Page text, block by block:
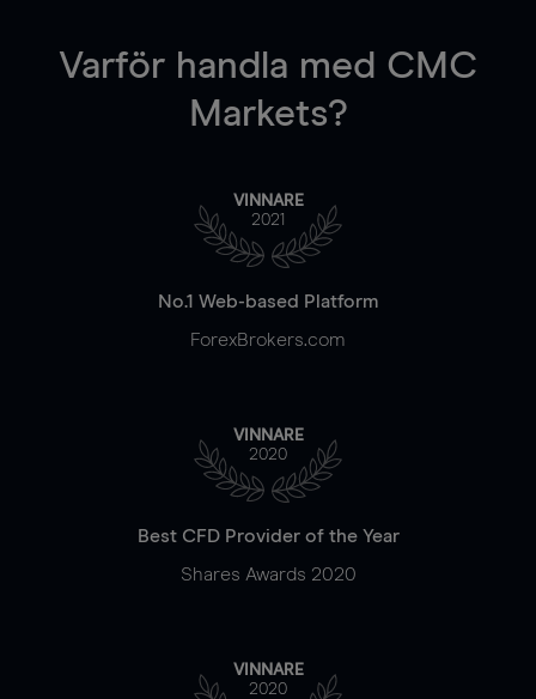
Varför handla med CMC
Markets?
VINNARE
2021
No.1 Web-based Platform
ForexBrokers.com
VINNARE
2020
Best CFD Provider of the Year
Shares Awards 2020
VINNARE
2020